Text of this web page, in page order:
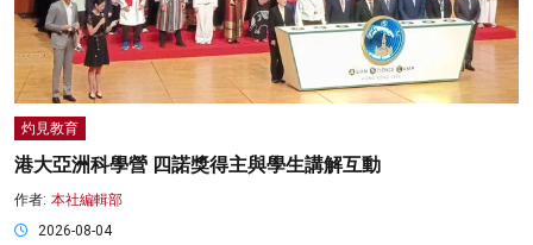
灼見教育
港大亞洲科學營 四諾獎得主與學生講解互動
作者: 本社編輯部
2026-08-04